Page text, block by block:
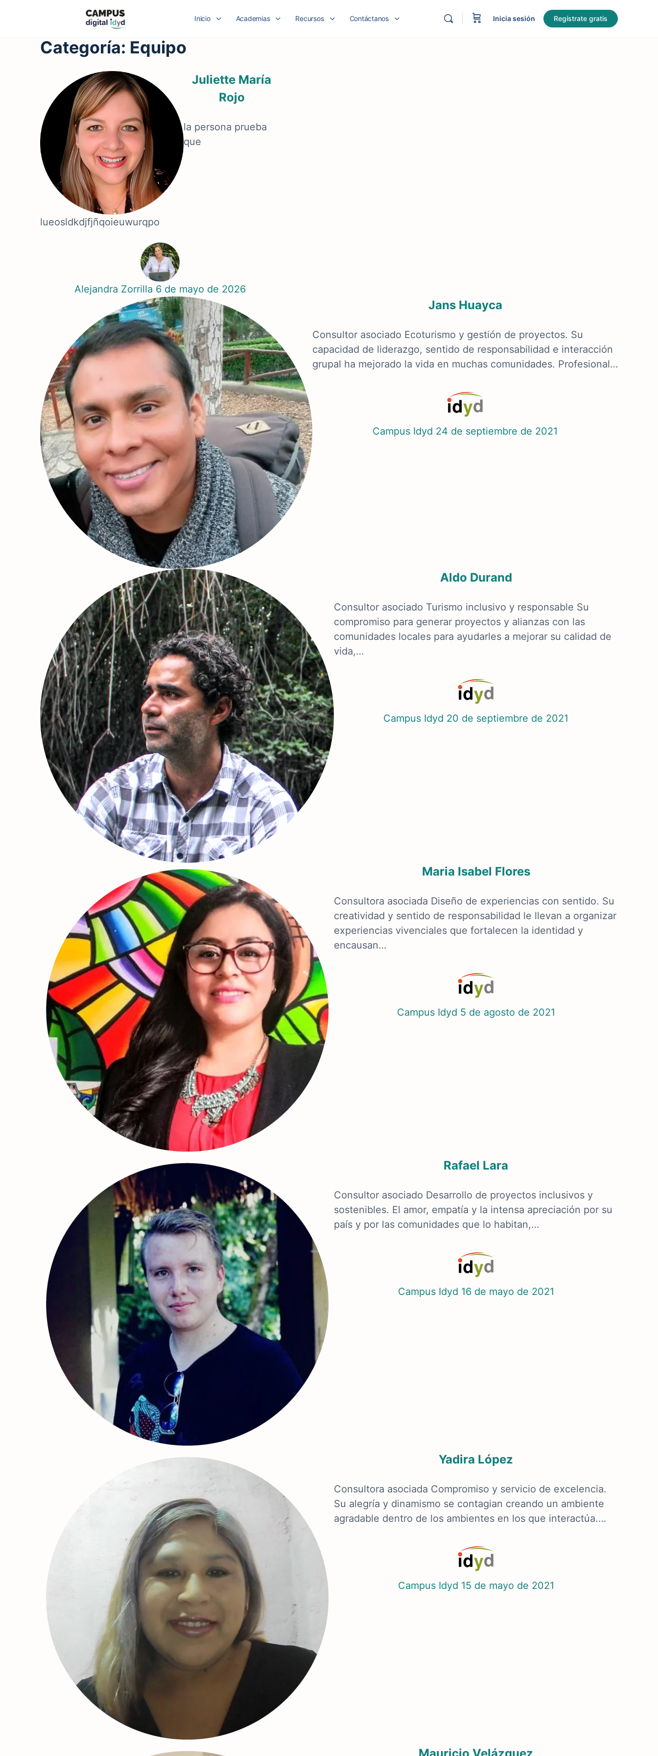
Inicio Academias Recursos Contáctanos Inicia sesión Regístrate gratis
Categoría: Equipo
Juliette María
Rojo
la persona prueba
que
lueosldkdjfjñqoieuwurqpo
Alejandra Zorrilla 6 de mayo de 2026
Jans Huayca
Consultor asociado Ecoturismo y gestión de proyectos. Su
capacidad de liderazgo, sentido de responsabilidad e interacción
grupal ha mejorado la vida en muchas comunidades. Profesional…
Campus Idyd 24 de septiembre de 2021
Aldo Durand
Consultor asociado Turismo inclusivo y responsable Su
compromiso para generar proyectos y alianzas con las
comunidades locales para ayudarles a mejorar su calidad de
vida,…
Campus Idyd 20 de septiembre de 2021
Maria Isabel Flores
Consultora asociada Diseño de experiencias con sentido. Su
creatividad y sentido de responsabilidad le llevan a organizar
experiencias vivenciales que fortalecen la identidad y
encausan…
Campus Idyd 5 de agosto de 2021
Rafael Lara
Consultor asociado Desarrollo de proyectos inclusivos y
sostenibles. El amor, empatía y la intensa apreciación por su
país y por las comunidades que lo habitan,…
Campus Idyd 16 de mayo de 2021
Yadira López
Consultora asociada Compromiso y servicio de excelencia.
Su alegría y dinamismo se contagian creando un ambiente
agradable dentro de los ambientes en los que interactúa.…
Campus Idyd 15 de mayo de 2021